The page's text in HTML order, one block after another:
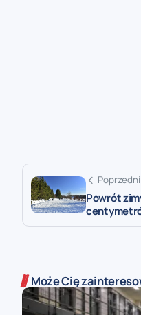
Powrót
Może Cię